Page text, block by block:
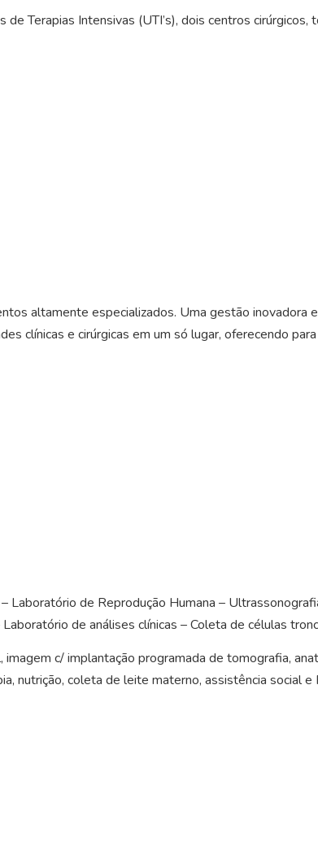
Terapias Intensivas (UTI’s), dois centros
altamente especializados. Uma gestão inovadora
clínicas e cirúrgicas em um só lugar, oferecendo
Laboratório de Reprodução Humana –
de análises clínicas – Coleta de células
c/ implantação programada de tomografia,
nutrição, coleta de leite materno, assistência social e